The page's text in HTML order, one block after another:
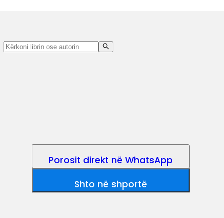
Porosit direkt në WhatsApp
Shto në shportë